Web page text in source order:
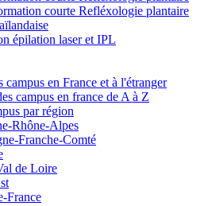
courte Refléxologie plantaire
épilation laser et IPL
campus en France et à l'étranger
campus en france de A à Z
par région
Rhône-Alpes
Franche-Comté
de Loire
France